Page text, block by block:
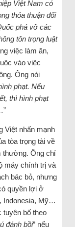
Việt Nam có
thỏa thuận đối
phá vỡ các
tôn trọng luật
việc làm ăn,
vào việc
Ông nói
phạt. Nếu
thì hình phạt
Việt nhấn mạnh
tòa trọng tài về
thường. Ông chỉ
máy chính trị và
bác bỏ, nhưng
quyền lợi ở
Indonesia, Mỹ…
tuyên bố theo
đánh bồi” nếu